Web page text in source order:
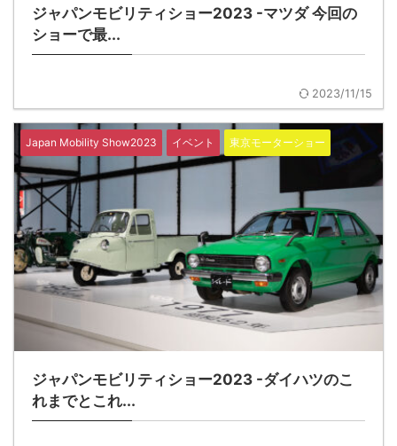
ジャパンモビリティショー2023 -マツダ 今回の
ショーで最...
2023/11/15
Japan Mobility Show2023 イベント 東京モーターショー
ジャパンモビリティショー2023 -ダイハツのこ
れまでとこれ...